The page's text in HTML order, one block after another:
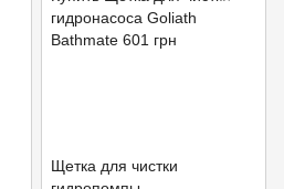
Щетка для чистки